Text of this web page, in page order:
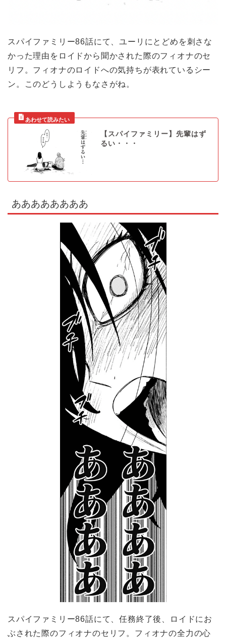
スパイファミリー86話にて、ユーリにとどめを刺さな
かった理由をロイドから聞かされた際のフィオナのセ
リフ。フィオナのロイドへの気持ちが表れているシー
ン。このどうしようもなさがね。
【スパイファミリー】先輩はず
るい・・・
ああああああああ
スパイファミリー86話にて、任務終了後、ロイドにお
ぶされた際のフィオナのセリフ。フィオナの全力の心